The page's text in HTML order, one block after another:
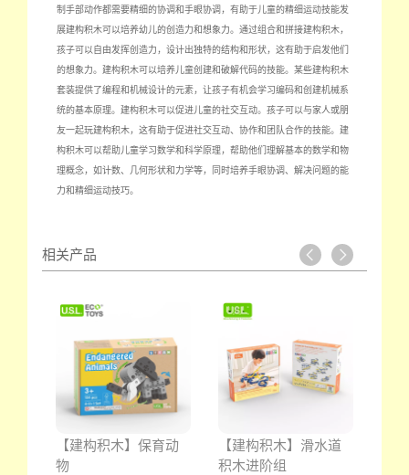
制手部动作都需要精细的协调和手眼协调，有助于儿童的精细运动技能发
展建构积木可以培养幼儿的创造力和想象力。通过组合和拼接建构积木，
孩子可以自由发挥创造力，设计出独特的结构和形状，这有助于启发他们
的想象力。建构积木可以培养儿童创建和破解代码的技能。某些建构积木
套装提供了编程和机械设计的元素，让孩子有机会学习编码和创建机械系
统的基本原理。建构积木可以促进儿童的社交互动。孩子可以与家人或朋
友一起玩建构积木，这有助于促进社交互动、协作和团队合作的技能。建
构积木可以帮助儿童学习数学和科学原理，帮助他们理解基本的数学和物
理概念，如计数、几何形状和力学等，同时培养手眼协调、解决问题的能
力和精细运动技巧。
相关产品
【建构积木】保育动
物
【建构积木】滑水道
积木进阶组